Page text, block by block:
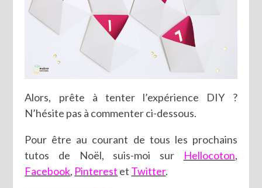
Alors, prête à tenter l’expérience DIY ?
N’hésite pas à commenter ci-dessous.
Pour être au courant de tous les prochains
tutos de Noël, suis-moi sur
Hellocoton,
Facebook, Pinterest et Twitter.